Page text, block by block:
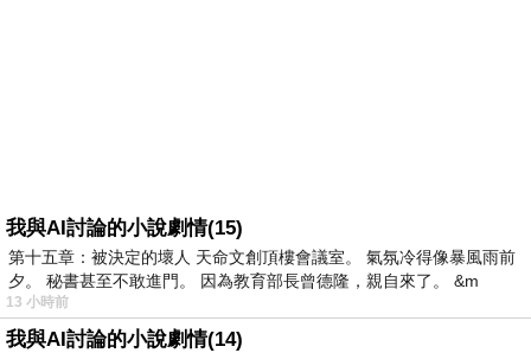
我與AI討論的小說劇情(15)
第十五章：被決定的壞人 天命文創頂樓會議室。 氣氛冷得像暴風雨前
夕。 秘書甚至不敢進門。 因為教育部長曾德隆，親自來了。 &m
13 小時前
我與AI討論的小說劇情(14)